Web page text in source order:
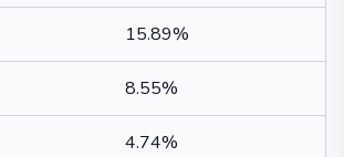
15.89%
8.55%
4.74%